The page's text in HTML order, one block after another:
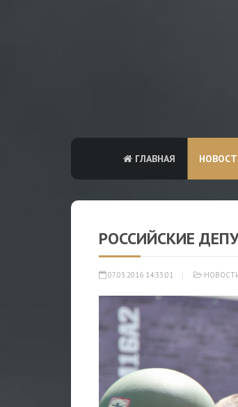
ГЛАВНАЯ
РОССИЙСКИЕ
07.03.2016 14:33:01